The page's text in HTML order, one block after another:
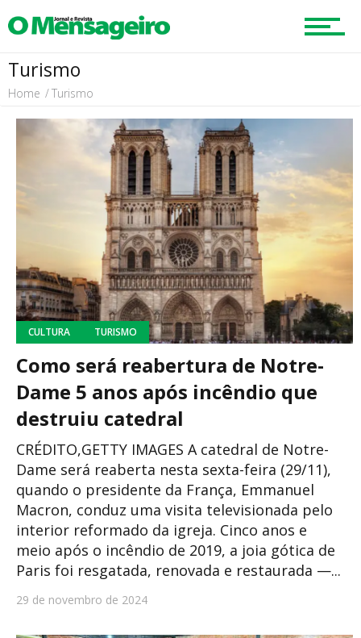
Turismo
Home Turismo
CULTURA TURISMO
Como será reabertura de Notre-
Dame 5 anos após incêndio que
destruiu catedral
CRÉDITO,GETTY IMAGES A catedral de Notre-
Dame será reaberta nesta sexta-feira (29/11),
quando o presidente da França, Emmanuel
Macron, conduz uma visita televisionada pelo
interior reformado da igreja. Cinco anos e
meio após o incêndio de 2019, a joia gótica de
Paris foi resgatada, renovada e restaurada —...
29 de novembro de 2024